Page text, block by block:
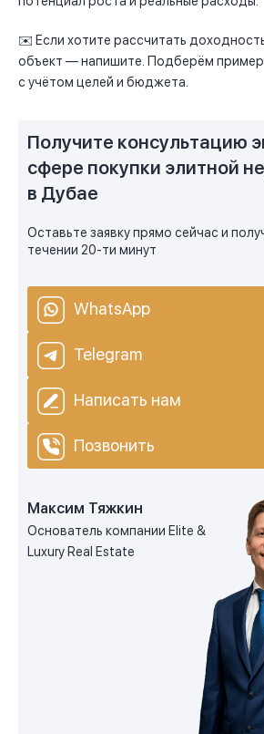
✉️ Если хотите рассчитать
объект — напишите. Подберём
с учётом целей и бюджета.
Получите консультацию
сфере покупки элитной
в Дубае
Оставьте заявку прямо сейчас и
течении 20-ти минут
WhatsApp
Telegram
Написать нам
Позвонить
Максим Тяжкин
Основатель компании Elite &
Luxury Real Estate